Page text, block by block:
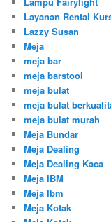
Layanan Rental
Lazzy Susan
Meja
meja bar
meja barstool
meja bulat
meja bulat
meja bulat murah
Meja Bundar
Meja Dealing
Meja Dealing Kaca
Meja IBM
Meja Ibm
Meja Kotak